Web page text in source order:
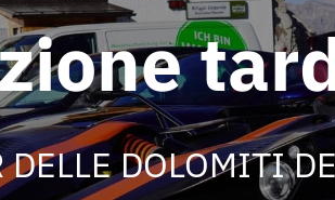
DELLE DOLOMITI